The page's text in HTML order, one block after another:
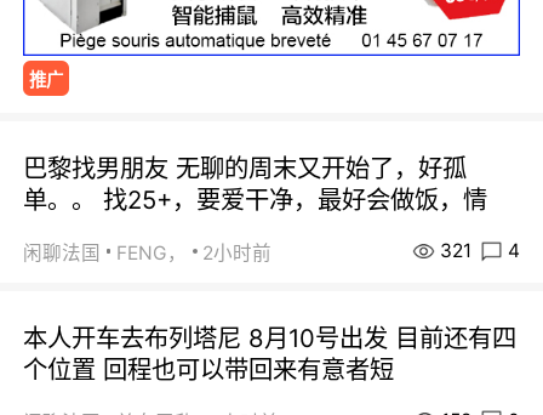
推广
巴黎找男朋友 无聊的周末又开始了，好孤
单。。 找25+，要爱干净，最好会做饭，情
闲聊法国 FENG， 2小时前 321 4
本人开车去布列塔尼 8月10号出发 目前还有四
个位置 回程也可以带回来有意者短